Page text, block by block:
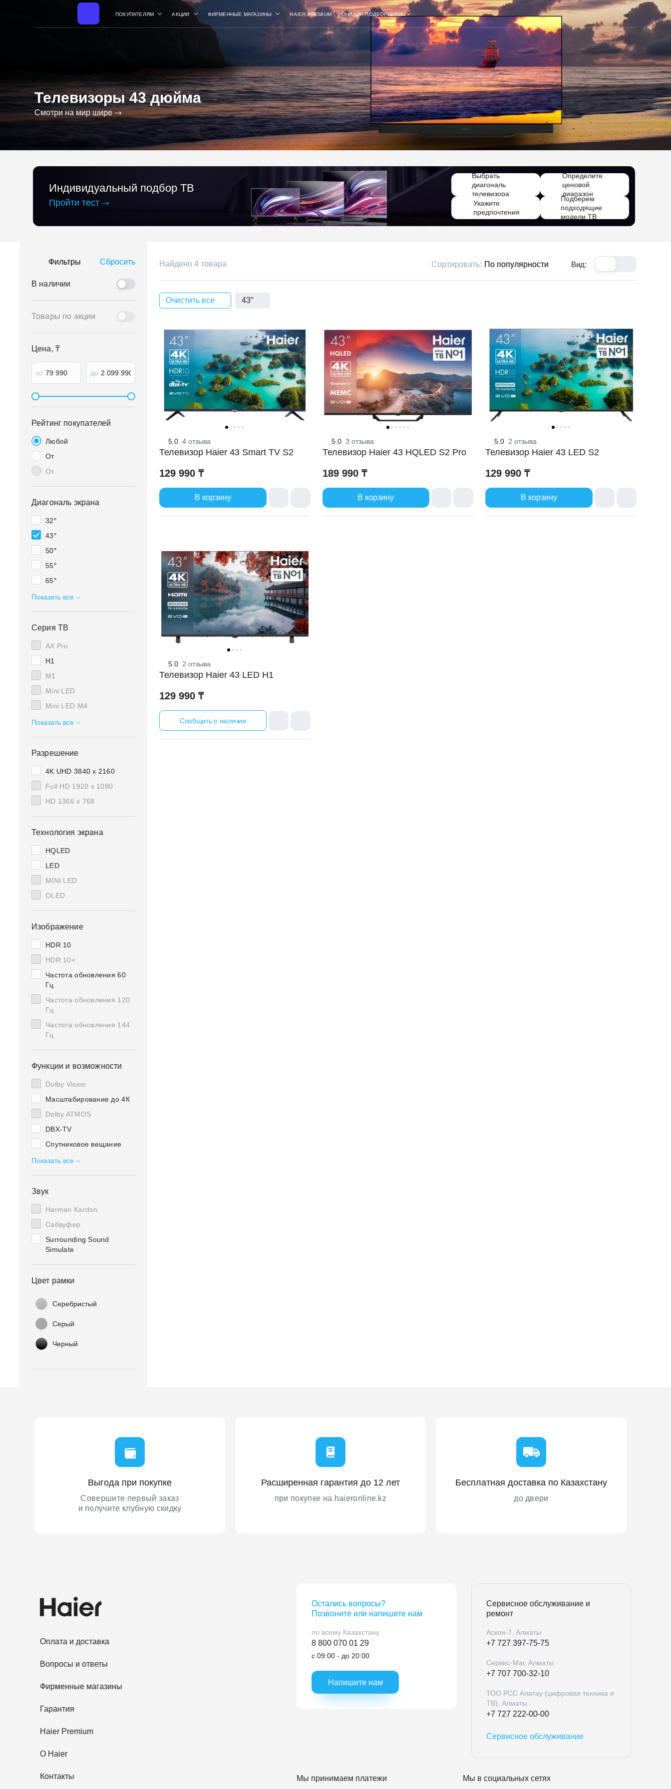
ПОКУПАТЕЛЯМ АКЦИИ ФИРМЕННЫЕ МАГАЗИНЫ HAIER PREMIUM ОНЛАЙН-ПОДБОРЩИКИ
Телевизоры 43 дюйма
Смотри на мир шире
Индивидуальный подбор ТВ
Пройти тест
Выбрать
диагональ
телевизора
Определите
ценовой
диапазон
Укажите
предпочтения
Подберем
подходящие
модели ТВ
Фильтры Сбросить
В наличии
Товары по акции
Цена, ₸
от до
Рейтинг покупателей
Любой
От
От
Диагональ экрана
32″
43″
50″
55″
65″
75″
77″
85″
Показать все
Серия ТВ
AX Pro
H1
M1
Mini LED
Mini LED M4
S2
S2 Pro
S3
Показать все
Разрешение
4K UHD 3840 х 2160
Full HD 1920 x 1080
HD 1366 х 768
Технология экрана
HQLED
LED
MINI LED
OLED
Изображение
HDR 10
HDR 10+
Частота обновления 60
Гц
Частота обновления 120
Гц
Частота обновления 144
Гц
Функции и возможности
Dolby Vision
Масштабирование до 4К
Dolby ATMOS
DBX-TV
Спутниковое вещание
Кабельное ТВ
Цифровое ТВ
Операционная система
Операционная система
Android TV
Полная прямая
подсветка D-LED
Поддержка HDR
Технология квантовых
MEMC
Показать все
Звук
Harman Kardon
Сабвуфер
Surrounding Sound
Simulate
Цвет рамки
Серебристый
Серый
Черный
Найдено 4 товара Сортировать: По популярности Вид:
Очистить все 43″
5.0 4 отзыва
Телевизор Haier 43 Smart TV S2
129 990 ₸
В корзину
5.0 3 отзыва
Телевизор Haier 43 HQLED S2 Pro
189 990 ₸
В корзину
5.0 2 отзыва
Телевизор Haier 43 LED S2
129 990 ₸
В корзину
5.0 2 отзыва
Телевизор Haier 43 LED H1
129 990 ₸
Сообщить о наличии
Выгода при покупке
Совершите первый заказ
и получите клубную скидку
Расширенная гарантия до 12 лет
при покупке на haieronline.kz
Бесплатная доставка по Казахстану
до двери
Оплата и доставка
Вопросы и ответы
Фирменные магазины
Гарантия
Haier Premium
O Haier
Контакты
Остались вопросы?
Позвоните или напишите нам
по всему Казахстану
8 800 070 01 29
с 09:00 - до 20:00
Напишите нам
Сервисное обслуживание и
ремонт
Аскон-7, Алматы
+7 727 397-75-75
Сервис-Маг, Алматы
+7 707 700-32-10
ТОО РСС Алатау (цифровая техника и
ТВ), Алматы
+7 727 222-00-00
Сервисное обслуживание
Мы принимаем платежи Мы в социальных сетях